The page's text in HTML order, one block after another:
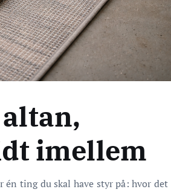
imellem
ting du skal have styr på: hvor det